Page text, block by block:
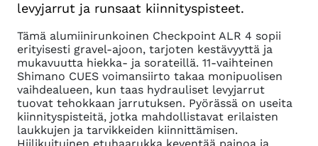
levyjarrut ja runsaat kiinnityspisteet.
Tämä alumiinirunkoinen Checkpoint ALR 4 sopii
erityisesti gravel-ajoon, tarjoten kestävyyttä ja
mukavuutta hiekka- ja sorateillä. 11-vaihteinen
Shimano CUES voimansiirto takaa monipuolisen
vaihdealueen, kun taas hydrauliset levyjarrut
tuovat tehokkaan jarrutuksen. Pyörässä on useita
kiinnityspisteitä, jotka mahdollistavat erilaisten
laukkujen ja tarvikkeiden kiinnittämisen.